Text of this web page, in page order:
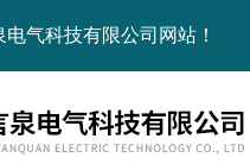
气科技有限公司网站！